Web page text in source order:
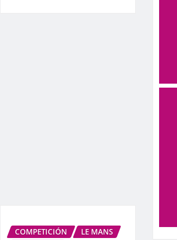
COMPETICIÓN
LE MANS